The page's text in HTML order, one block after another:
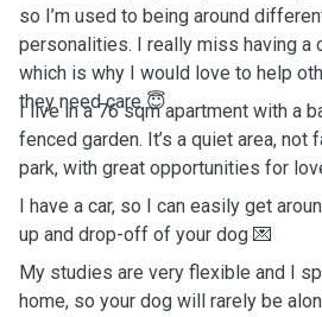
so I’m used to being around
personalities. I really miss having a
which is why I would love to help
they need care 😇
I live in a 76 sqm apartment with a
fenced garden. It’s a quiet area, not
park, with great opportunities for
I have a car, so I can easily get
up and drop-off of your dog 💌
My studies are very flexible and I
home, so your dog will rarely be